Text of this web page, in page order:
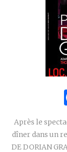
Après le
dîner dans un
DE DORIAN